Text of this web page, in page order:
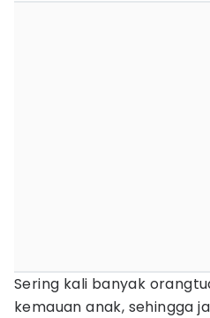
Sering kali banyak
kemauan anak, sehingga